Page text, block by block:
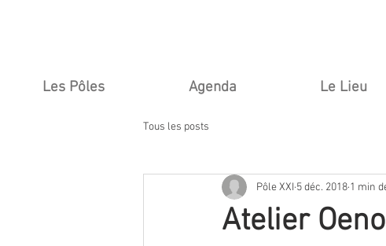
Les Pôles Agenda Le Lieu
Tous les posts
Atelier
Pôle XXI 5 déc. 2018 1 min